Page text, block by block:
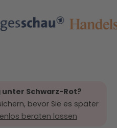
unter Schwarz-Rot?
bevor Sie es später
beraten lassen